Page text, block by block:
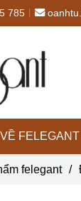
785
VỀ FELEGANT
felegant /